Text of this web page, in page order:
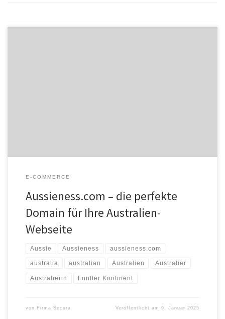
E-COMMERCE
Aussieness.com – die perfekte
Domain für Ihre Australien-
Webseite
Aussie Aussieness aussieness.com
australia australian Australien Australier
Australierin Fünfter Kontinent
von Firma Secura Veröffentlicht am9. Januar 2025